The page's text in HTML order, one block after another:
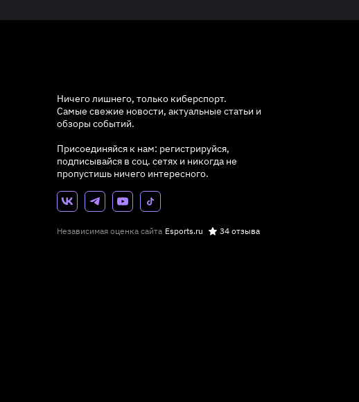
Ничего лишнего, только киберспорт.
Самые свежие новости, актуальные статьи и
обзоры событий.
Присоединяйся к нам: регистрируйся,
подписывайся в соц. сетях и никогда не
пропустишь ничего интересного.
Независимая оценка сайта Esports.ru 34 отзыва